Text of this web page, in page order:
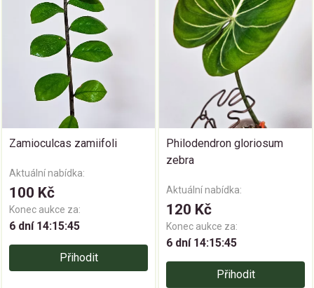
Zamioculcas zamiifoli
Aktuální nabídka:
100 Kč
Konec aukce za:
6 dní 14:15:44
Přihodit
Philodendron gloriosum
zebra
Aktuální nabídka:
120 Kč
Konec aukce za:
6 dní 14:15:44
Přihodit